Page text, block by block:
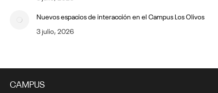
Nuevos espacios de interacción en el Campus Los Olivos
3 julio, 2026
CAMPUS